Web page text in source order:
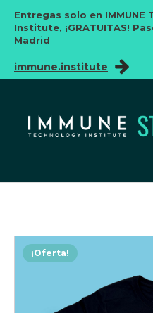
Entregas solo en IMMUNE
Institute, ¡GRATUITAS!
Madrid
immune.institute
¡Oferta!